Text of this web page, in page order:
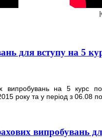
для вступу на 5
випробувань на 5 курс по
року та у період з 06.08
випробувань